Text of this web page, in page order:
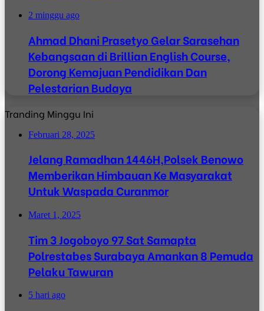
2 minggu ago
Ahmad Dhani Prasetyo Gelar Sarasehan
Kebangsaan di Brillian English Course,
Dorong Kemajuan Pendidikan Dan
Pelestarian Budaya
Tranding Minggu Ini
Februari 28, 2025
Jelang Ramadhan 1446H,Polsek Benowo
Memberikan Himbauan Ke Masyarakat
Untuk Waspada Curanmor
Maret 1, 2025
Tim 3 Jogoboyo 97 Sat Samapta
Polrestabes Surabaya Amankan 8 Pemuda
Pelaku Tawuran
5 hari ago